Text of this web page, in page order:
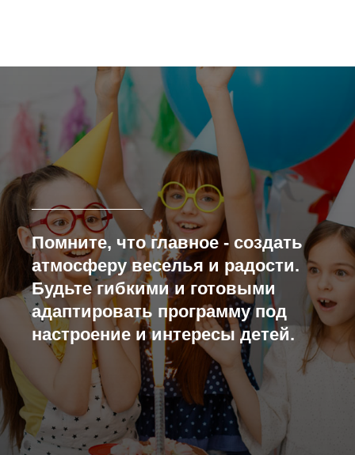
Помните, что главное - создать
атмосферу веселья и радости.
Будьте гибкими и готовыми
адаптировать программу под
настроение и интересы детей.